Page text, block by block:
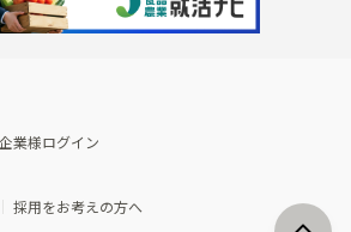
福祉
企業様ログイン
採用をお考えの方へ